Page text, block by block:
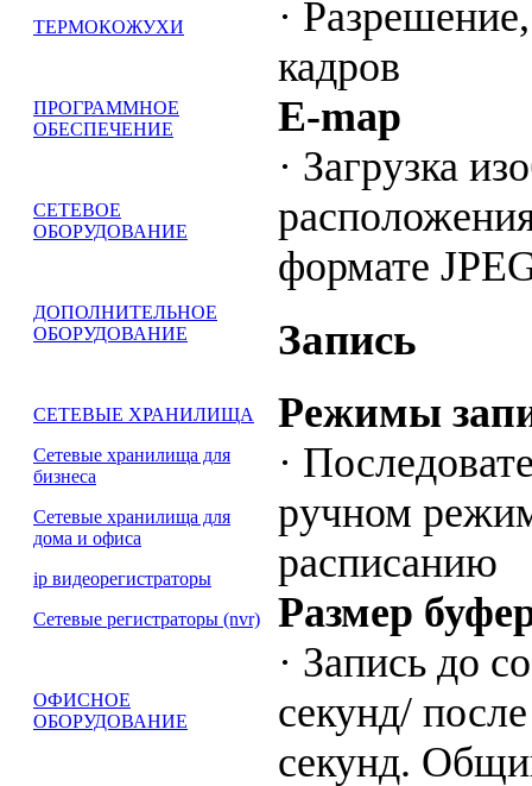
ТЕРМОКОЖУХИ
ПРОГРАММНОЕ
ОБЕСПЕЧЕНИЕ
СЕТЕВОЕ
ОБОРУДОВАНИЕ
ДОПОЛНИТЕЛЬНОЕ
ОБОРУДОВАНИЕ
СЕТЕВЫЕ ХРАНИЛИЩА
Сетевые хранилища для
бизнеса
Сетевые хранилища для
дома и офиса
ip видеорегистраторы
Сетевые регистраторы (nvr)
ОФИСНОЕ
ОБОРУДОВАНИЕ
·
кадров
E-map
· Загрузка
формате
Запись
Режимы
·
ручном
расписанию
Размер
· Запись до
секунд/
секунд.